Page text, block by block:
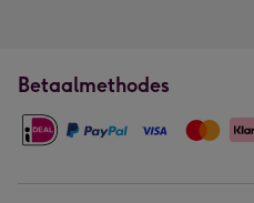
Betaalmethodes